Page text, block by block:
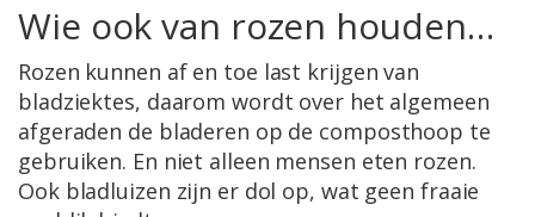
Wie ook van rozen houden…
Rozen kunnen af en toe last krijgen van
bladziektes, daarom wordt over het algemeen
afgeraden de bladeren op de composthoop te
gebruiken. En niet alleen mensen eten rozen.
Ook bladluizen zijn er dol op, wat geen fraaie